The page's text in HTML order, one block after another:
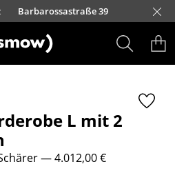
Barbarossastraße 39smow Düsseldorf
smow Essen
smow Frankfurt
smow Freiburg
smow Hamburg
smow Hannover
smow Kempten
smow Köln
smow Konstanz
smow Leipzig
smow Solothurn
smow Mainz
smow München
smow Nürnberg
smow Schwarzwald
smow Stuttgart
L mit 2
— 4.012,00 €